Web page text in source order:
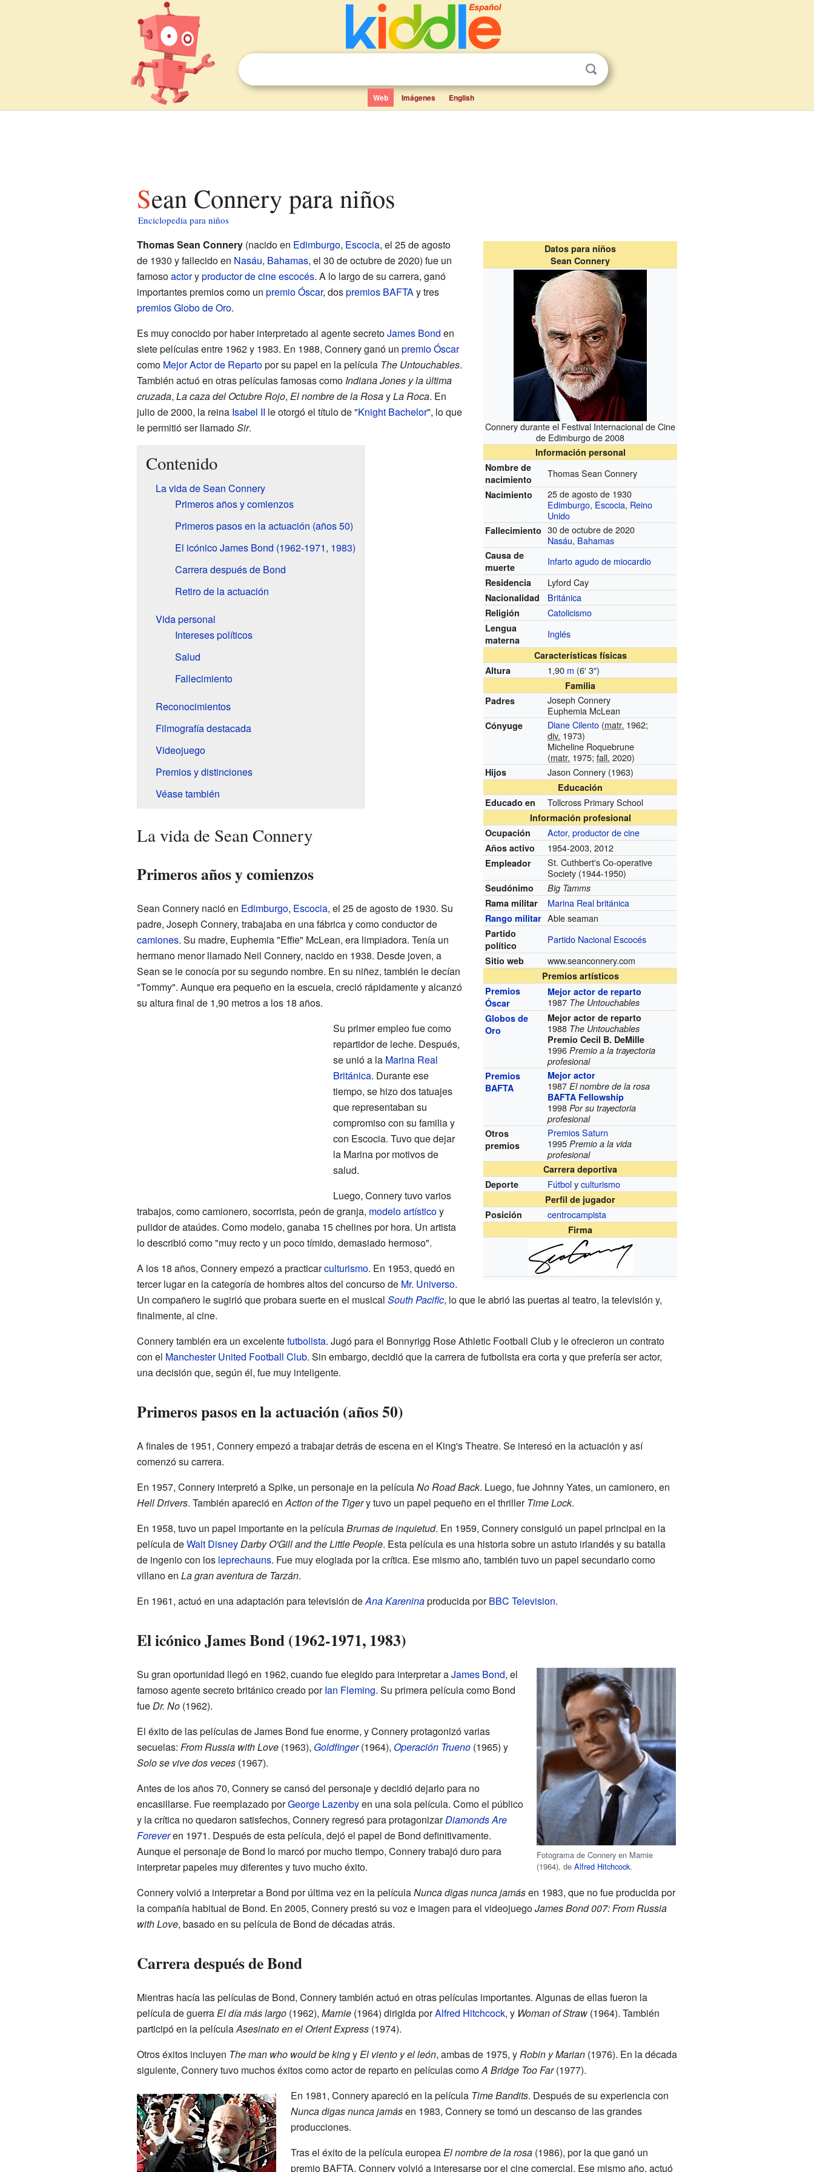
Web Imágenes English
Sean Connery para niños
Enciclopedia para niños
Datos para niños
Sean Connery
Connery durante el Festival Internacional de Cine
de Edimburgo de 2008
Información personal
Nombre de
nacimiento
Thomas Sean Connery
Nacimiento
25 de agosto de 1930
Edimburgo, Escocia, Reino
Unido
Fallecimiento 30 de octubre de 2020
Nasáu, Bahamas
Causa de
muerte
Infarto agudo de miocardio
Residencia Lyford Cay
Nacionalidad Británica
Religión Catolicismo
Lengua
materna
Inglés
Características físicas
Altura
1,90 m (6′3″)
Familia
Padres
Joseph Connery
Euphemia McLean
Cónyuge Diane Cilento (matr. 1962;
div. 1973)
Micheline Roquebrune
(matr. 1975;fall. 2020)
Hijos Jason Connery (1963)
Educación
Educado en
Tollcross Primary School
Información profesional
Ocupación
Actor,productor de cine
Años activo 1954-2003, 2012
Empleador
St. Cuthbert's Co-operative
Society (1944-1950)
Seudónimo
Big Tamms
Rama militar
Marina Real británica
Rango militar Able seaman
Partido
político
Partido Nacional Escocés
Sitio web www.seanconnery.com
Premios artísticos
Premios
Óscar
Mejor actor de reparto
1987 The Untouchables
Globos de
Oro
Mejor actor de reparto
1988 The Untouchables
Premio Cecil B. DeMille
1996Premio a la trayectoria
profesional
Premios
BAFTA
Mejor actor
1987El nombre de la rosa
BAFTA Fellowship
1998Por su trayectoria
profesional
Otros
premios
Premios Saturn
1995Premio a la vida
profesional
Carrera deportiva
Deporte
Fútbolyculturismo
Perfil de jugador
Posición
centrocampista
Firma
Thomas Sean Connery(nacido en Edimburgo, Escocia, el 25 de agosto
de 1930 y fallecido en Nasáu, Bahamas, el 30 de octubre de 2020) fue un
famosoactoryproductor de cineescocés. A lo largo de su carrera, ganó
importantes premios como un premio Óscar, dospremios BAFTAy tres
premios Globo de Oro.
Es muy conocido por haber interpretado al agente secretoJames Bond en
siete películas entre 1962 y 1983. En 1988, Connery ganó un premio Óscar
como Mejor Actor de Repartopor su papel en la película The Untouchables.
También actuó en otras películas famosas como Indiana Jones y la última
cruzada, La caza del Octubre Rojo, El nombre de la RosayLa Roca. En
julio de 2000, la reina Isabel II le otorgó el título de "Knight Bachelor", lo que
le permitió ser llamadoSir.
Contenido
La vida de Sean Connery
Primeros años y comienzos
Primeros pasos en la actuación (años 50)
El icónico James Bond (1962-1971, 1983)
Carrera después de Bond
Retiro de la actuación
Vida personal
Intereses políticos
Salud
Fallecimiento
Reconocimientos
Filmografía destacada
Videojuego
Premios y distinciones
Véase también
La vida de Sean Connery
Primeros años y comienzos
Sean Connery nació en Edimburgo, Escocia, el 25 de agosto de 1930. Su
padre, Joseph Connery, trabajaba en una fábrica y como conductor de
camiones. Su madre, Euphemia "Effie" McLean, era limpiadora. Tenía un
hermano menor llamado Neil Connery, nacido en 1938. Desde joven, a
Sean se le conocía por su segundo nombre. En su niñez, también le decían
"Tommy". Aunque era pequeño en la escuela, creció rápidamente y alcanzó
su altura final de 1,90 metros a los 18 años.
Su primer empleo fue como
repartidor de leche. Después,
se unió a la Marina Real
Británica. Durante ese
tiempo, se hizo dos tatuajes
que representaban su
compromiso con su familia y
con Escocia. Tuvo que dejar
la Marina por motivos de
salud.
Luego, Connery tuvo varios
trabajos, como camionero, socorrista, peón de granja, modelo artísticoy
pulidor de ataúdes. Como modelo, ganaba 15 chelines por hora. Un artista
lo describió como "muy recto y un poco tímido, demasiado hermoso".
A los 18 años, Connery empezó a practicarculturismo. En 1953, quedó en
tercer lugar en la categoría de hombres altos del concurso de Mr. Universo.
Un compañero le sugirió que probara suerte en el musical South Pacific, lo que le abrió las puertas al teatro, la televisión y,
finalmente, al cine.
Connery también era un excelentefutbolista. Jugó para el Bonnyrigg Rose Athletic Football Club y le ofrecieron un contrato
con el Manchester United Football Club. Sin embargo, decidió que la carrera de futbolista era corta y que prefería ser actor,
una decisión que, según él, fue muy inteligente.
Primeros pasos en la actuación (años 50)
A finales de 1951, Connery empezó a trabajar detrás de escena en el King's Theatre. Se interesó en la actuación y así
comenzó su carrera.
En 1957, Connery interpretó a Spike, un personaje en la películaNo Road Back. Luego, fue Johnny Yates, un camionero, en
Hell Drivers. También apareció enAction of the Tigery tuvo un papel pequeño en el thrillerTime Lock.
En 1958, tuvo un papel importante en la películaBrumas de inquietud. En 1959, Connery consiguió un papel principal en la
película deWalt DisneyDarby O'Gill and the Little People. Esta película es una historia sobre un astuto irlandés y su batalla
de ingenio con los leprechauns. Fue muy elogiada por la crítica. Ese mismo año, también tuvo un papel secundario como
villano en La gran aventura de Tarzán.
En 1961, actuó en una adaptación para televisión deAna Kareninaproducida porBBC Television.
El icónico James Bond (1962-1971, 1983)
Fotograma de Connery en Marnie
(1964), deAlfred Hitchcock.
Su gran oportunidad llegó en 1962, cuando fue elegido para interpretar aJames Bond, el
famoso agente secreto británico creado porIan Fleming. Su primera película como Bond
fueDr. No(1962).
El éxito de las películas de James Bond fue enorme, y Connery protagonizó varias
secuelas: From Russia with Love(1963), Goldfinger(1964), Operación Trueno(1965) y
Solo se vive dos veces(1967).
Antes de los años 70, Connery se cansó del personaje y decidió dejarlo para no
encasillarse. Fue reemplazado porGeorge Lazenbyen una sola película. Como el público
y la crítica no quedaron satisfechos, Connery regresó para protagonizarDiamonds Are
Foreveren 1971. Después de esta película, dejó el papel de Bond definitivamente.
Aunque el personaje de Bond lo marcó por mucho tiempo, Connery trabajó duro para
interpretar papeles muy diferentes y tuvo mucho éxito.
Connery volvió a interpretar a Bond por última vez en la películaNunca digas nunca jamásen 1983, que no fue producida por
la compañía habitual de Bond. En 2005, Connery prestó su voz e imagen para el videojuegoJames Bond 007: From Russia
with Love, basado en su película de Bond de décadas atrás.
Carrera después de Bond
Mientras hacía las películas de Bond, Connery también actuó en otras películas importantes. Algunas de ellas fueron la
película de guerraEl día más largo(1962), Marnie(1964) dirigida porAlfred Hitchcock, y Woman of Straw(1964). También
participó en la películaAsesinato en el Orient Express(1974).
Otros éxitos incluyen The man who would be kingyEl viento y el león, ambas de 1975, yRobin y Marian(1976). En la década
siguiente, Connery tuvo muchos éxitos como actor de reparto en películas comoA Bridge Too Far(1977).
En 1981, Connery apareció en la película Time Bandits. Después de su experiencia con
Nunca digas nunca jamásen 1983, Connery se tomó un descanso de las grandes
producciones.
Tras el éxito de la película europeaEl nombre de la rosa(1986), por la que ganó un
premio BAFTA, Connery volvió a interesarse por el cine comercial. Ese mismo año, actuó